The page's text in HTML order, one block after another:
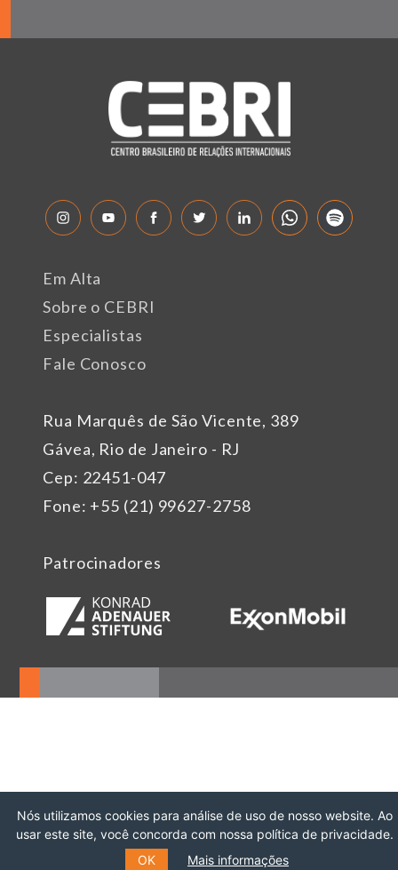
Rua Marquês de São Vicente, 389
Gávea, Rio de Janeiro - RJ
Cep: 22451-047
Fone: +55 (21) 99627-2758
Em Alta
Sobre o CEBRI
Especialistas
Fale Conosco
Patrocinadores
Nós utilizamos cookies para análise de uso de nosso website. Ao
usar este site, você concorda com nossa política de privacidade.
OK
Mais informações